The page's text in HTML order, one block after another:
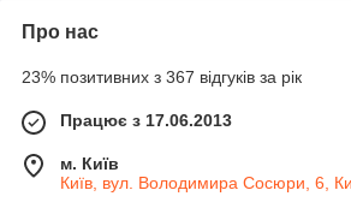
Про нас
23% позитивних з 367 відгуків за рік
Працює з 17.06.2013
м. Київ
Київ, вул. Володимира Сосюри, 6,